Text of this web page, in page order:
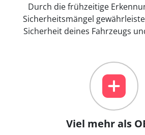
Durch die frühzeitige
Sicherheitsmängel
Sicherheit deines Fahrzeugs
Viel mehr als